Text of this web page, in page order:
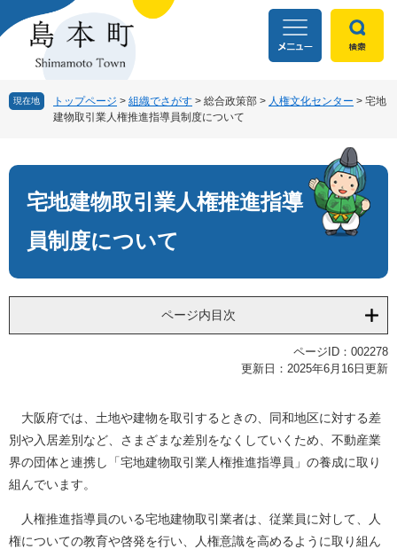
ー
ニ
本
現在地 トップページ > 組織でさがす > 総合政策部 > 人権文化センター > 宅地
建物取引業人権推進指導員制度について
文
宅地建物取引業人権推進指導
員制度について
ページ内目次
ページID：002278
更新日：2025年6月16日更新
大阪府では、土地や建物を取引するときの、同和地区に対する差
別や入居差別など、さまざまな差別をなくしていくため、不動産業
界の団体と連携し「宅地建物取引業人権推進指導員」の養成に取り
組んでいます。
人権推進指導員のいる宅地建物取引業者は、従業員に対して、人
権についての教育や啓発を行い、人権意識を高めるように取り組ん